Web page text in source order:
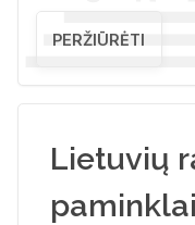
PERŽIŪRĖTI
Lietuvių
paminklai